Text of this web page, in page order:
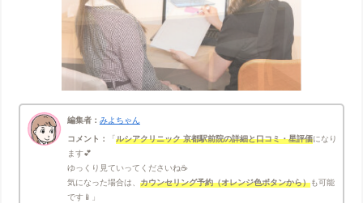
編集者： みよちゃん
コメント：
ルシアクリニック 京都駅前院の詳細と口コミ・星評価になり
ます💕
ゆっくり見ていってくださいね☕
気になった場合は、 カウンセリング予約（オレンジ色ボタンから）も可能
です📱